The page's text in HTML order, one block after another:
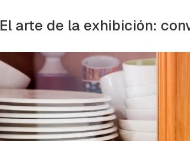
El arte de la exhibición: